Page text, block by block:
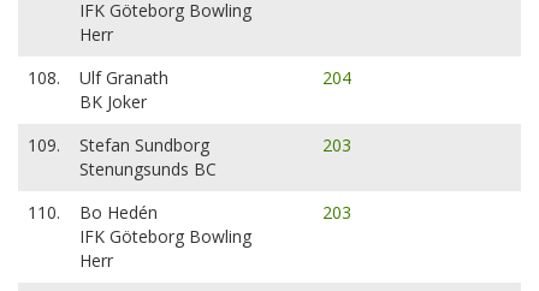
IFK Göteborg Bowling
Herr
108.
Ulf Granath
BK Joker
204
109.
Stefan Sundborg
Stenungsunds BC
203
110.
Bo Hedén
IFK Göteborg Bowling
Herr
203